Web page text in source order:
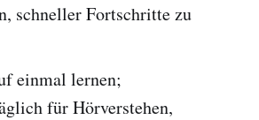
schneller Fortschritte zu
einmal lernen;
für Hörverstehen,